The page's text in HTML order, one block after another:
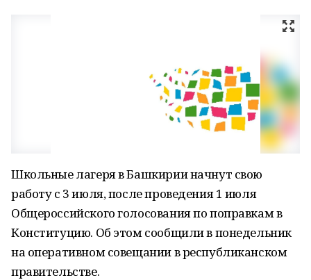
Школьные лагеря в Башкирии начнут свою
работу с 3 июля, после проведения 1 июля
Общероссийского голосования по поправкам в
Конституцию. Об этом сообщили в понедельник
на оперативном совещании в республиканском
правительстве.